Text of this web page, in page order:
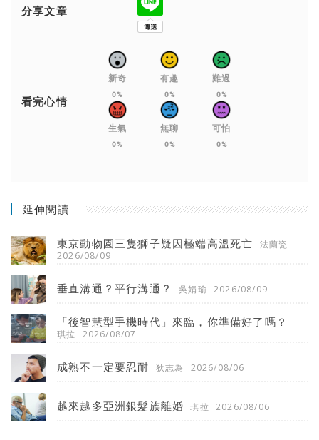
分享文章
看完心情
新奇
0%
有趣
0%
難過
0%
生氣
0%
無聊
0%
可怕
0%
延伸閱讀
東京動物園三隻獅子疑因極端高溫死亡
法蘭瓷
2026/08/09
垂直溝通？平行溝通？ 吳娟瑜 2026/08/09
「後智慧型手機時代」來臨，你準備好了嗎？
琪拉 2026/08/07
成熟不一定要忍耐 狄志為 2026/08/06
越來越多亞洲銀髮族離婚 琪拉 2026/08/06